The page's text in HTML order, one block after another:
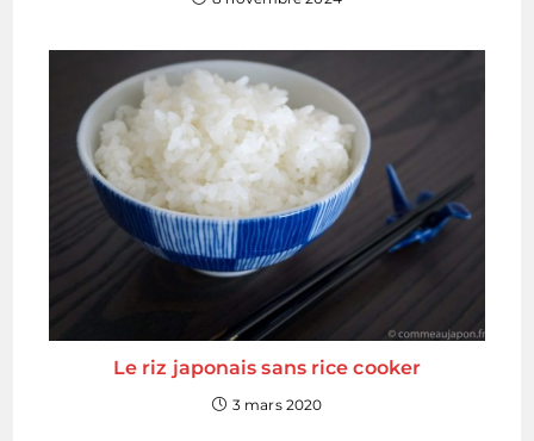
Le riz japonais sans rice cooker
3 mars 2020